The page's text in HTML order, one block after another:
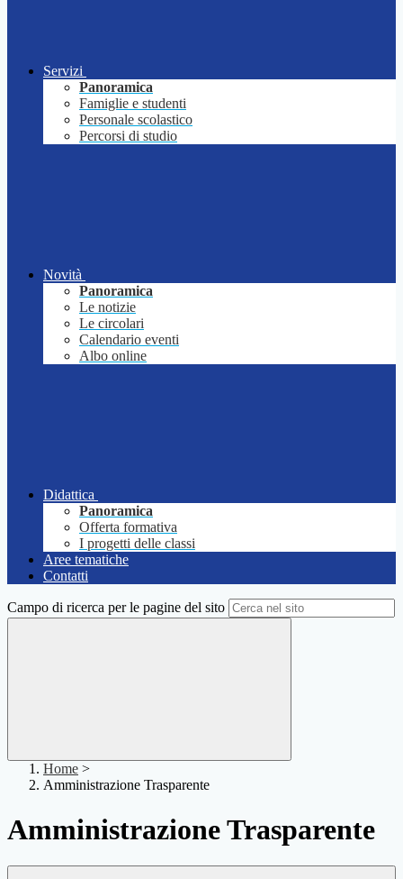
Servizi
Panoramica
Famiglie e studenti
Personale scolastico
Percorsi di studio
Novità
Panoramica
Le notizie
Le circolari
Calendario eventi
Albo online
Didattica
Panoramica
Offerta formativa
I progetti delle classi
Aree tematiche
Contatti
Campo di ricerca per le pagine del sito
Home >
Amministrazione Trasparente
Amministrazione Trasparente